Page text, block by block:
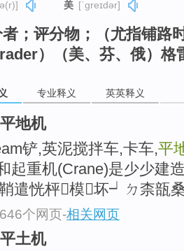
美 [ˈɡreɪdər]
；评分物；（尤指铺路
）（美、芬、俄）格
专业释义 英英释义
平地机
铲,英泥搅拌车,卡车,平
起重机(Crane)是少少建
遣恍枰模坏┙ㄉ柰瓿
个网页-相关网页
平土机